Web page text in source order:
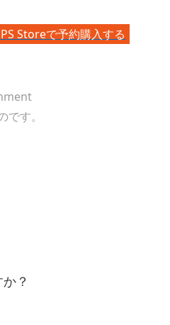
PS Storeで予約購入する
す。
？